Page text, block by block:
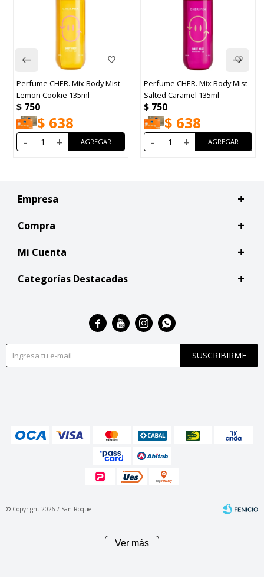
Perfume CHER. Mix Body Mist
Lemon Cookie 135ml
$ 750
$ 638
- +
Perfume CHER. Mix Body Mist
Salted Caramel 135ml
$ 750
$ 638
- +
Empresa
Compra
Mi Cuenta
Categorías Destacadas
SUSCRIBIRME
   
© Copyright 2026 / San Roque
Ver más